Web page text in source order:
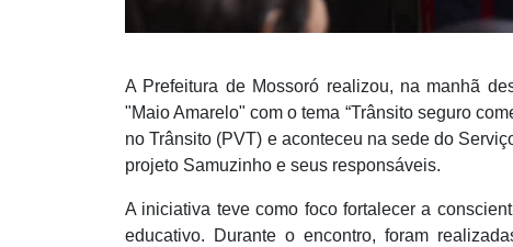
A Prefeitura de Mossoró realizou, na manhã
"Maio Amarelo" com o tema “Trânsito seguro
no Trânsito (PVT) e aconteceu na sede do
projeto Samuzinho e seus responsáveis.
A iniciativa teve como foco fortalecer a
educativo. Durante o encontro, foram